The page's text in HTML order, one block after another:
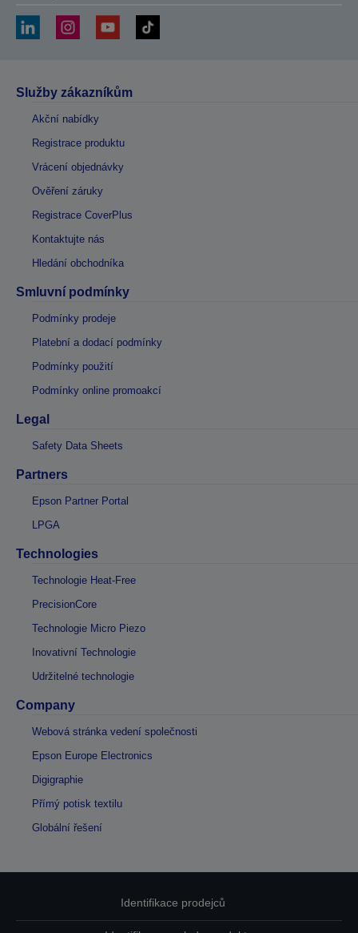
Služby zákazníkům
Akční nabídky
Registrace produktu
Vrácení objednávky
Ověření záruky
Registrace CoverPlus
Kontaktujte nás
Hledání obchodníka
Smluvní podmínky
Podmínky prodeje
Platební a dodací podmínky
Podmínky použití
Podmínky online promoakcí
Legal
Safety Data Sheets
Partners
Epson Partner Portal
LPGA
Technologies
Technologie Heat-Free
PrecisionCore
Technologie Micro Piezo
Inovativní Technologie
Udržitelné technologie
Company
Webová stránka vedení společnosti
Epson Europe Electronics
Digigraphie
Přímý potisk textilu
Globální řešení
Identifikace prodejců